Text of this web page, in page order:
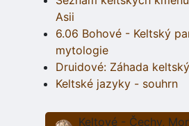
Asii
6.06 Bohové - Keltský
mytologie
Druidové: Záhada
Keltské jazyky - souhrn
Keltové - Čechy,